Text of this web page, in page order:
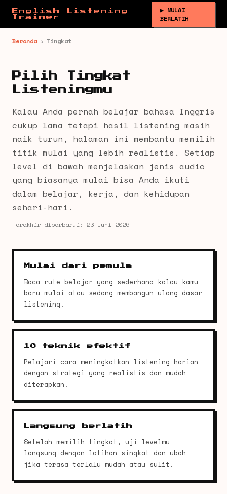
English Listening
Trainer
▶ MULAI
BERLATIH
Beranda › Tingkat
Pilih Tingkat
Listeningmu
Kalau Anda pernah belajar bahasa Inggris
cukup lama tetapi hasil listening masih
naik turun, halaman ini membantu memilih
titik mulai yang lebih realistis. Setiap
level di bawah menjelaskan jenis audio
yang biasanya mulai bisa Anda ikuti
dalam belajar, kerja, dan kehidupan
sehari-hari.
Terakhir diperbarui: 23 Juni 2026
Mulai dari pemula
Baca rute belajar yang sederhana kalau kamu
baru mulai atau sedang membangun ulang dasar
listening.
10 teknik efektif
Pelajari cara meningkatkan listening harian
dengan strategi yang realistis dan mudah
diterapkan.
Langsung berlatih
Setelah memilih tingkat, uji levelmu
langsung dengan latihan singkat dan ubah
jika terasa terlalu mudah atau sulit.